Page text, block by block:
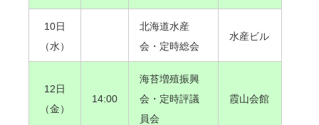
10日
（水）
北海道水産
会・定時総会
水産ビル
12日
（金）
14:00
海苔増殖振興
会・定時評議
員会
霞山会館